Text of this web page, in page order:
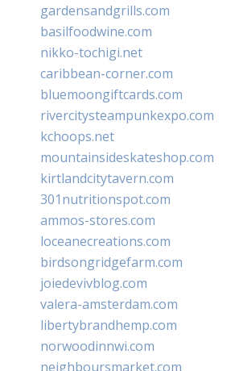
gardensandgrills.com
basilfoodwine.com
nikko-tochigi.net
caribbean-corner.com
bluemoongiftcards.com
rivercitysteampunkexpo.com
kchoops.net
mountainsideskateshop.com
kirtlandcitytavern.com
301nutritionspot.com
ammos-stores.com
loceanecreations.com
birdsongridgefarm.com
joiedevivblog.com
valera-amsterdam.com
libertybrandhemp.com
norwoodinnwi.com
neighboursmarket.com